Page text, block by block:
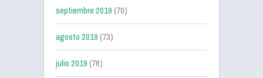
septiembre 2019(70)
agosto 2019(73)
julio 2019(76)